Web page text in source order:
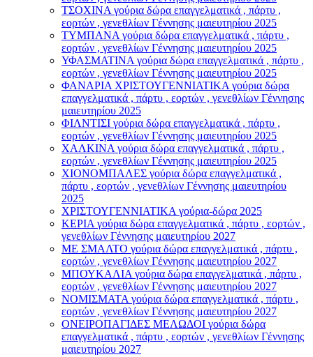
ΤΣΟΧΙΝΑ γούρια δώρα επαγγελματικά , πάρτυ ,
εορτών , γενεθλίων Γέννησης μαιευτηρίου 2025
ΤΥΜΠΑΝΑ γούρια δώρα επαγγελματικά , πάρτυ ,
εορτών , γενεθλίων Γέννησης μαιευτηρίου 2025
ΥΦΑΣΜΑΤΙΝΑ γούρια δώρα επαγγελματικά , πάρτυ ,
εορτών , γενεθλίων Γέννησης μαιευτηρίου 2025
ΦΑΝΑΡΙΑ ΧΡΙΣΤΟΥΓΕΝΝΙΑΤΙΚΑ γούρια δώρα
επαγγελματικά , πάρτυ , εορτών , γενεθλίων Γέννησης
μαιευτηρίου 2025
ΦΙΛΝΤΙΣΙ γούρια δώρα επαγγελματικά , πάρτυ ,
εορτών , γενεθλίων Γέννησης μαιευτηρίου 2025
ΧΑΛΚΙΝΑ γούρια δώρα επαγγελματικά , πάρτυ ,
εορτών , γενεθλίων Γέννησης μαιευτηρίου 2025
ΧΙΟΝΟΜΠΑΛΕΣ γούρια δώρα επαγγελματικά ,
πάρτυ , εορτών , γενεθλίων Γέννησης μαιευτηρίου
2025
ΧΡΙΣΤΟΥΓΕΝΝΙΑΤΙΚΑ γούρια-δώρα 2025
ΚΕΡΙΑ γούρια δώρα επαγγελματικά , πάρτυ , εορτών ,
γενεθλίων Γέννησης μαιευτηρίου 2027
ΜΕ ΣΜΑΛΤΟ γούρια δώρα επαγγελματικά , πάρτυ ,
εορτών , γενεθλίων Γέννησης μαιευτηρίου 2027
ΜΠΟΥΚΑΛΙΑ γούρια δώρα επαγγελματικά , πάρτυ ,
εορτών , γενεθλίων Γέννησης μαιευτηρίου 2027
ΝΟΜΙΣΜΑΤΑ γούρια δώρα επαγγελματικά , πάρτυ ,
εορτών , γενεθλίων Γέννησης μαιευτηρίου 2027
ΟΝΕΙΡΟΠΑΓΙΔΕΣ ΜΕΛΩΔΟΙ γούρια δώρα
επαγγελματικά , πάρτυ , εορτών , γενεθλίων Γέννησης
μαιευτηρίου 2027